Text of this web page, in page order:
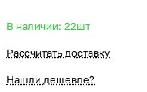
В наличии: 22шт
Рассчитать доставку
Нашли дешевле?